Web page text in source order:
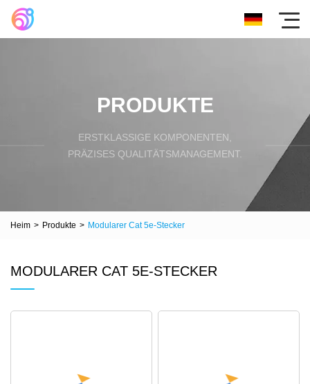
PRODUKTE
ERSTKLASSIGE KOMPONENTEN,
PRÄZISES QUALITÄTSMANAGEMENT.
Heim > Produkte > Modularer Cat 5e-Stecker
MODULARER CAT 5E-STECKER